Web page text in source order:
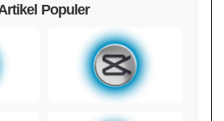
Populer